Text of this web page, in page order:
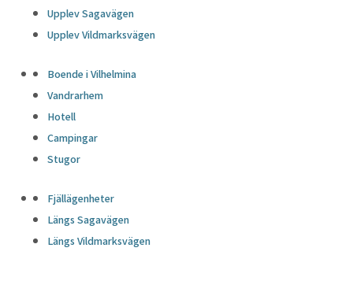
Upplev Sagavägen
Upplev Vildmarksvägen
Boende i Vilhelmina
Vandrarhem
Hotell
Campingar
Stugor
Fjällägenheter
Längs Sagavägen
Längs Vildmarksvägen